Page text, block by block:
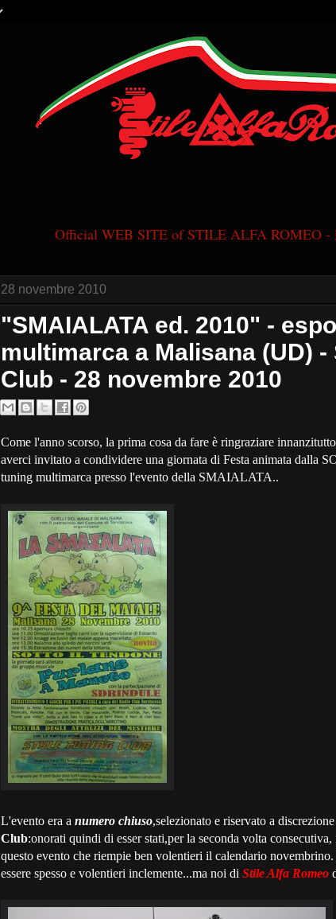
Official WEB SITE of STILE ALFA ROMEO -
28 novembre 2010
"SMAIALATA ed. 2010" -
multimarca a Malisana (UD) -
Club - 28 novembre 2010
Come l'anno scorso, la prima cosa da fare è ringraziare
averci invitato a condividere una giornata di Festa animata dalla
tuning multimarca presso l'evento della SMAIALATA..
L'evento era a numero chiuso,selezionato e riservato a
Club:onorati quindi di esser stati,per la seconda volta
questo evento che riempie ben volentieri il calendario
essere spesso e volentieri inclemente...ma noi di Stile Alfa Romeo